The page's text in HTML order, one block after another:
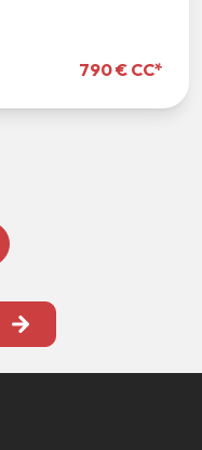
790 € CC*